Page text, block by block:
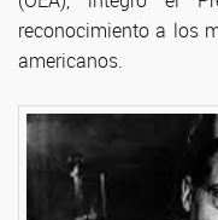
reconocimiento a los
americanos.